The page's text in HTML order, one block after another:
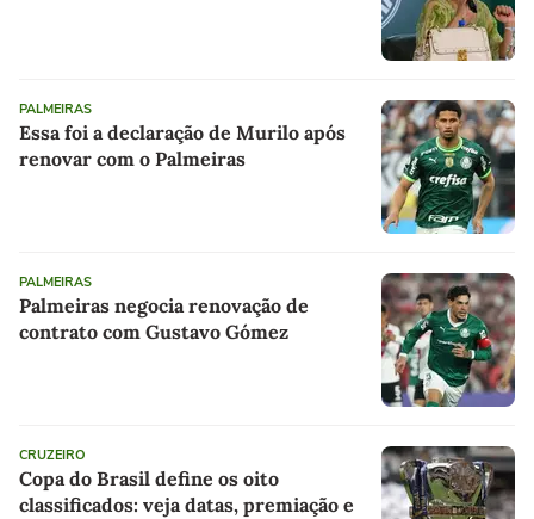
PALMEIRAS
Essa foi a declaração de Murilo após
renovar com o Palmeiras
PALMEIRAS
Palmeiras negocia renovação de
contrato com Gustavo Gómez
CRUZEIRO
Copa do Brasil define os oito
classificados: veja datas, premiação e